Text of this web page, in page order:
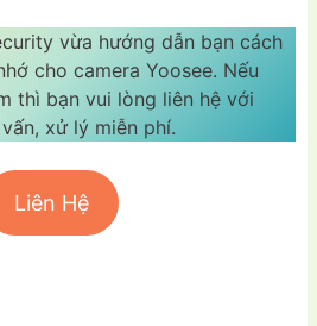
vừa hướng dẫn bạn cách
cho camera Yoosee. Nếu
thì bạn vui lòng liên hệ với
xử lý miễn phí.
Liên Hệ